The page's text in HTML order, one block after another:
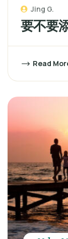
Jing G.
要不要
Read